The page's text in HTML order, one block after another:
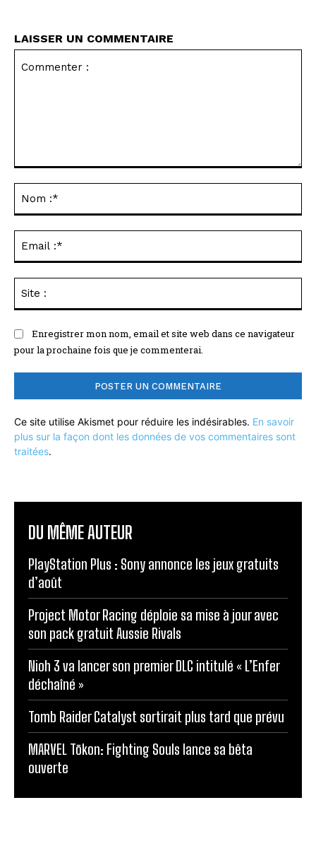
LAISSER UN COMMENTAIRE
Enregistrer mon nom, email et site web dans ce navigateur
pour la prochaine fois que je commenterai.
Ce site utilise Akismet pour réduire les indésirables. En savoir
plus sur la façon dont les données de vos commentaires sont
traitées.
DU MÊME AUTEUR
PlayStation Plus : Sony annonce les jeux gratuits
d’août
Project Motor Racing déploie sa mise à jour avec
son pack gratuit Aussie Rivals
Nioh 3 va lancer son premier DLC intitulé « L’Enfer
déchaîné »
Tomb Raider Catalyst sortirait plus tard que prévu
MARVEL Tōkon: Fighting Souls lance sa bêta
ouverte